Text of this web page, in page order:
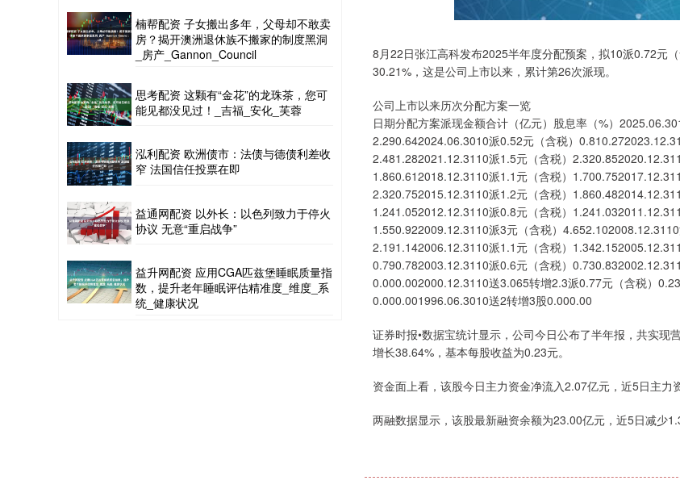
8月22日张江高科发布2025半年度分配预案，拟10派0.72元
30.21%，这是公司上市以来，累计第26次派现。
公司上市以来历次分配方案一览
日期分配方案派现金额合计（亿元）股息率（%）
2.290.642024.06.3010派0.52元（含税）
2.481.282021.12.3110派1.5元（含税）
1.860.612018.12.3110派1.1元（含税）
2.320.752015.12.3110派1.2元（含税）
1.241.052012.12.3110派0.8元（含税）
1.550.922009.12.3110派3元（含税）
2.191.142006.12.3110派1.1元（含税）
0.790.782003.12.3110派0.6元（含税）
0.000.002000.12.3110送3.065转增2.3派0.77元（含税）
0.000.001996.06.3010送2转增3股0.000.00
证券时报•数据宝统计显示，公司今日公布了半年报，共实
增长38.64%，基本每股收益为0.23元。
资金面上看，该股今日主力资金净流入2.07亿元，近5日主力
两融数据显示，该股最新融资余额为23.00亿元，近5日减少
楠帮配资 子女搬出多年，父母却不敢卖
房？揭开澳洲退休族不搬家的制度黑洞
_房产_Gannon_Council
思考配资 这颗有“金花”的龙珠茶，您可
能见都没见过！_吉福_安化_芙蓉
泓利配资 欧洲债市：法债与德债利差收
窄 法国信任投票在即
益通网配资 以外长：以色列致力于停火
协议 无意“重启战争”
益升网配资 应用CGA匹兹堡睡眠质量指
数，提升老年睡眠评估精准度_维度_系
统_健康状况